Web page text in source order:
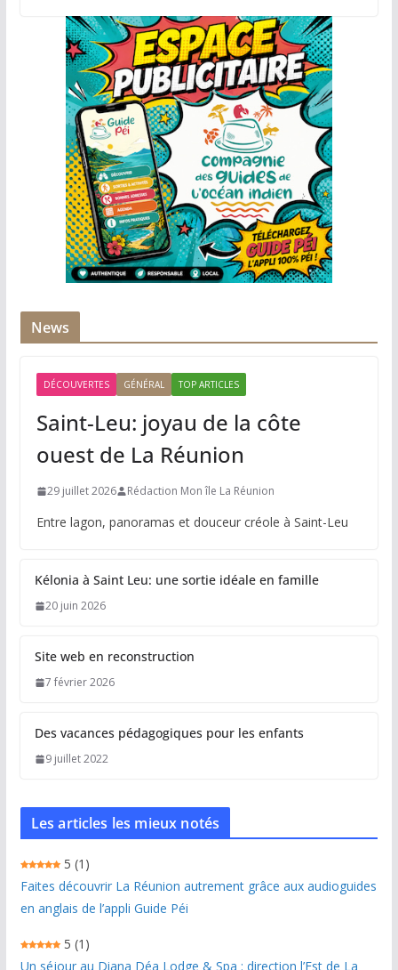
News
DÉCOUVERTES GÉNÉRAL TOP ARTICLES
Saint-Leu: joyau de la côte
ouest de La Réunion
29 juillet 2026 Rédaction Mon île La Réunion
Entre lagon, panoramas et douceur créole à Saint-Leu
Kélonia à Saint Leu: une sortie idéale en famille
20 juin 2026
Site web en reconstruction
7 février 2026
Des vacances pédagogiques pour les enfants
9 juillet 2022
Les articles les mieux notés
5 (1)
Faites découvrir La Réunion autrement grâce aux audioguides
en anglais de l’appli Guide Péi
5 (1)
Un séjour au Diana Déa Lodge & Spa : direction l’Est de La